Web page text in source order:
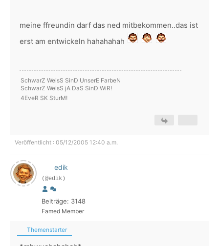
meine ffreundin darf das ned mitbekommen..das ist
erst am entwickeln hahahahah
SchwarZ WeisS SinD UnserE FarbeN
SchwarZ WeisS jA DaS SinD WiR!
4EveR SK SturM!
Veröffentlicht : 05/12/2005 12:40 a.m.
edik
(@edik)
Beiträge: 3148
Famed Member
Themenstarter